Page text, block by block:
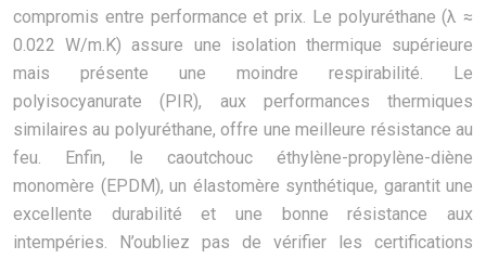
compromis entre performance et prix. Le polyuréthane (λ ≈
0.022 W/m.K) assure une isolation thermique supérieure
mais présente une moindre respirabilité. Le
polyisocyanurate (PIR), aux performances thermiques
similaires au polyuréthane, offre une meilleure résistance au
feu. Enfin, le caoutchouc éthylène-propylène-diène
monomère (EPDM), un élastomère synthétique, garantit une
excellente durabilité et une bonne résistance aux
intempéries. N’oubliez pas de vérifier les certifications